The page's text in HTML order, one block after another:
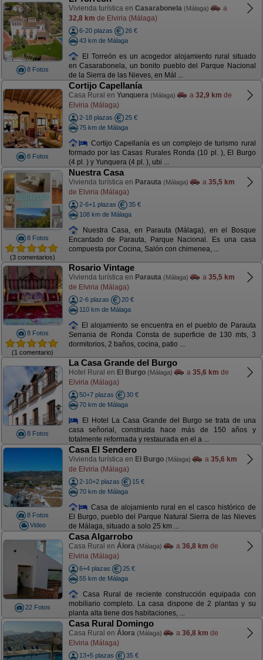
8 Fotos
Vivienda turística en Casarabonela (Málaga)
a
32,8 km de Elviria (Málaga)
6-20 plazas
26 €
43 km de Málaga
El Torreón es un acogedor alojamiento rural situado
en Casarabonela, un bonito pueblo del Parque Nacional
de la Sierra de las Nieves, en Mál ...
8 Fotos
Cortijo Capellanía
Casa Rural en Yunquera (Málaga) a 32,9 km de
Elviria (Málaga)
2-18 plazas
25 €
75 km de Málaga
Cortijo Capellanía es un complejo de turismo rural
formado por las Casas Rurales Ronda (10 pl. ), El Burgo
(4 pl. ) y Yunquera (4 pl. ), ubi ...
8 Fotos
(3 comentarios)
Nuestra Casa
Vivienda turística en Parauta (Málaga) a 35,5 km
de Elviria (Málaga)
2-6+1 plazas
35 €
108 km de Málaga
Nuestra Casa, en Parauta (Málaga), en el Bosque
Encantado de Parauta, Parque Nacional. Es una casa
compuesta por Cocina, Salón con chimenea, ...
8 Fotos
(1 comentario)
Rosario Vintage
Vivienda turística en Parauta (Málaga) a 35,5 km
de Elviria (Málaga)
2-6 plazas
20 €
110 km de Málaga
El alojamiento se encuentra en el pueblo de Parauta
Serrania de Ronda Consta de superficie de 130 mts, 3
dormitorios, 2 baños, cocina, patio ...
8 Fotos
La Casa Grande del Burgo
Hotel Rural en El Burgo (Málaga) a 35,6 km de
Elviria (Málaga)
50+7 plazas
30 €
70 km de Málaga
El Hotel La Casa Grande del Burgo se trata de una
casa señorial, construida hace más de 150 años y
totalmente reformada y restaurada en el a ...
8 Fotos
Video
Casa El Sendero
Vivienda turística en El Burgo (Málaga) a 35,6 km
de Elviria (Málaga)
2-10+2 plazas
15 €
70 km de Málaga
Casa de alojamiento rural en el casco histórico de
El Burgo, pueblo del Parque Natural Sierra de las Nieves
de Málaga, situado a solo 25 km ...
22 Fotos
Casa Algarrobo
Casa Rural en Álora (Málaga) a 36,8 km de
Elviria (Málaga)
6+4 plazas
25 €
55 km de Málaga
Casa Rural de reciente construcción equipada con
mobiliario completo. La casa dispone de 2 plantas y su
planta alta tiene dos habitaciones, ...
Casa Rural Domingo
Casa Rural en Álora (Málaga) a 36,8 km de
Elviria (Málaga)
13+5 plazas
35 €